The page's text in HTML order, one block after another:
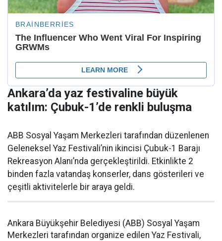
Ankara’da yaz festivaline büyük
katılım: Çubuk-1’de renkli buluşma
ABB Sosyal Yaşam Merkezleri tarafından düzenlenen
Geleneksel Yaz Festivali’nin ikincisi Çubuk-1 Barajı
Rekreasyon Alanı’nda gerçekleştirildi. Etkinlikte 2
binden fazla vatandaş konserler, dans gösterileri ve
çeşitli aktivitelerle bir araya geldi.
Ankara Büyükşehir Belediyesi (ABB) Sosyal Yaşam
Merkezleri tarafından organize edilen Yaz Festivali,